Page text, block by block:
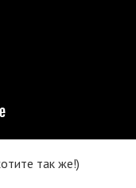
так же!)